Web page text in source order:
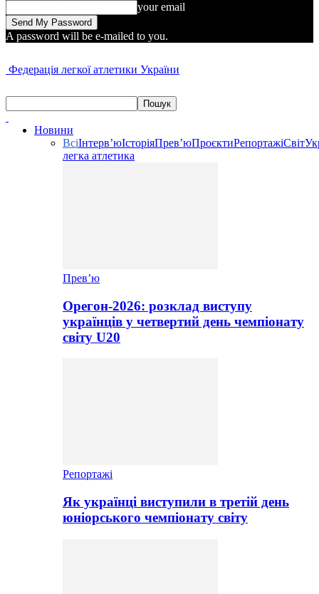
your email
A password will be e-mailed to you.
Федерація легкої атлетики України
Новини
ВсіІнтерв’юІсторіяПрев’юПроєктиРепортажіСвіт
легка атлетика
Прев’ю
Орегон-2026: розклад виступу
українців у четвертий день чемпіонату
світу U20
Репортажі
Як українці виступили в третій день
юніорського чемпіонату світу